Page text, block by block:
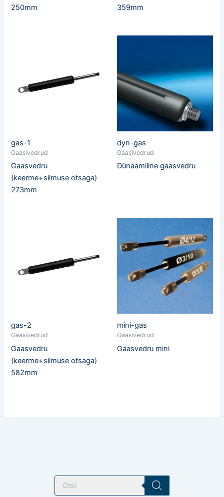
T
o
250mm
359mm
gas-1
Gaasivedrud
Gaasvedru
(keerme+silmuse otsaga)
273mm
dyn-gas
Gaasivedrud
Dünaamiline gaasvedru
gas-2
Gaasivedrud
Gaasvedru
(keerme+silmuse otsaga)
582mm
mini-gas
Gaasivedrud
Gaasvedru mini